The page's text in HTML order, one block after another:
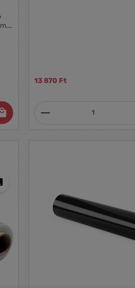
a kívánt
13 870 Ft